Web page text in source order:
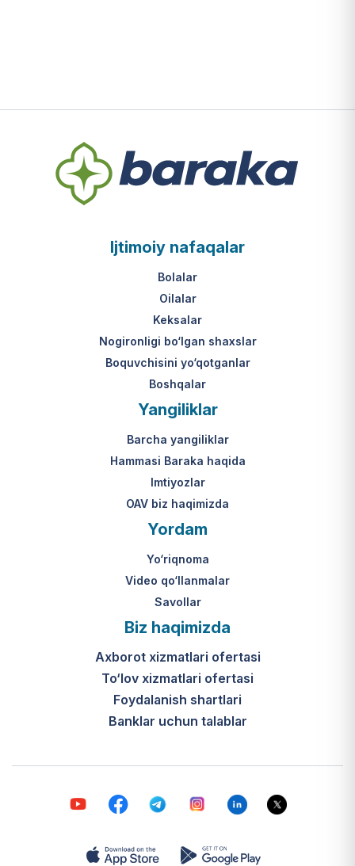
Ijtimoiy nafaqalar
Bolalar
Oilalar
Keksalar
Nogironligi bo‘lgan shaxslar
Boquvchisini yo‘qotganlar
Boshqalar
Yangiliklar
Barcha yangiliklar
Hammasi Baraka haqida
Imtiyozlar
OAV biz haqimizda
Yordam
Yo‘riqnoma
Video qo‘llanmalar
Savollar
Biz haqimizda
Axborot xizmatlari ofertasi
To‘lov xizmatlari ofertasi
Foydalanish shartlari
Banklar uchun talablar